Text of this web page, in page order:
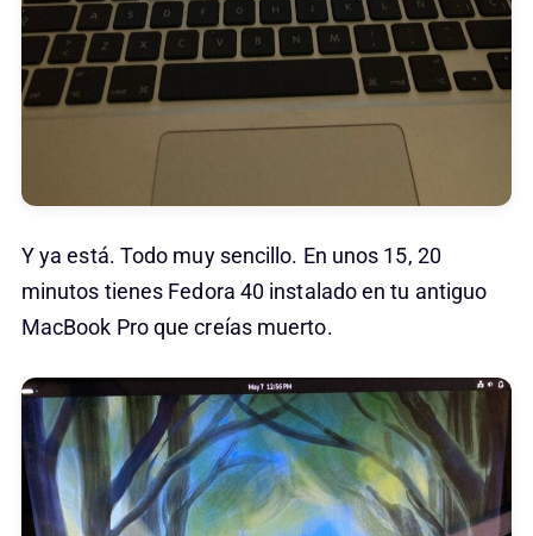
Y ya está. Todo muy sencillo. En unos 15, 20
minutos tienes Fedora 40 instalado en tu antiguo
MacBook Pro que creías muerto.